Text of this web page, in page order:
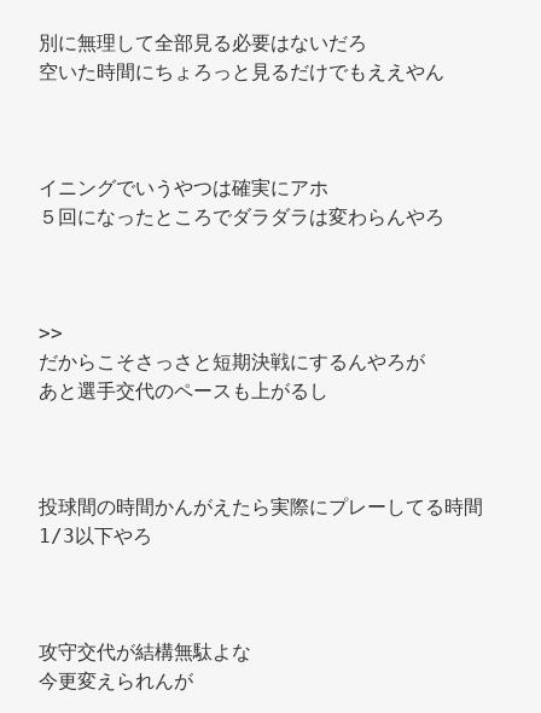
別に無理して全部見る必要はないだろ
空いた時間にちょろっと見るだけでもええやん
イニングでいうやつは確実にアホ
５回になったところでダラダラは変わらんやろ
>>
だからこそさっさと短期決戦にするんやろが
あと選手交代のペースも上がるし
投球間の時間かんがえたら実際にプレーしてる時間
1/3以下やろ
攻守交代が結構無駄よな
今更変えられんが